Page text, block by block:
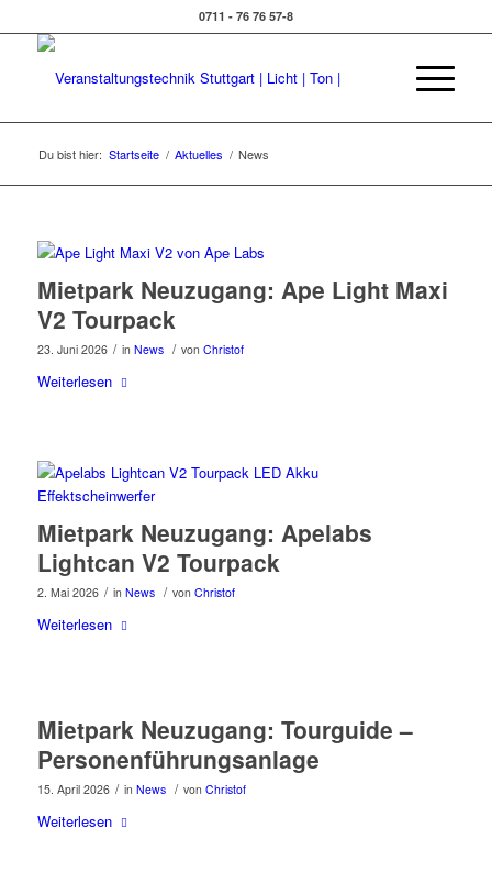
0711 - 76 76 57-8
Du bist hier: Startseite / Aktuelles / News
Mietpark Neuzugang: Ape Light Maxi
V2 Tourpack
23. Juni 2026 / in News / von Christof
Weiterlesen
Mietpark Neuzugang: Apelabs
Lightcan V2 Tourpack
2. Mai 2026 / in News / von Christof
Weiterlesen
Mietpark Neuzugang: Tourguide –
Personenführungsanlage
15. April 2026 / in News / von Christof
Weiterlesen